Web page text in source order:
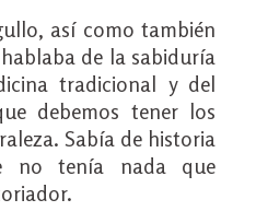
así como también
de la sabiduría
tradicional y del
debemos tener los
Sabía de historia
no tenía nada que